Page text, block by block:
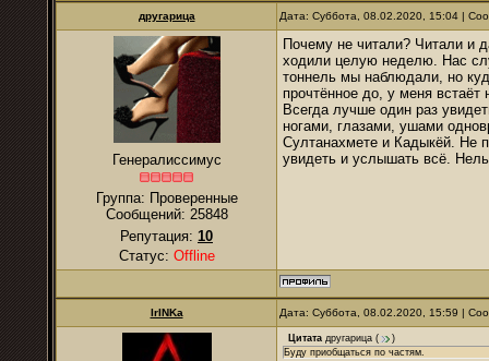
другарица Дата: Суббота, 08.02.2020, 15:04 |
Генералиссимус
Группа: Проверенные
Сообщений: 25848
Репутация: 10
Статус: Offline
Почему не читали? Читали и
ходили целую неделю. Нас
тоннель мы наблюдали, но
прочтённое до, у меня
Всегда лучше один раз
ногами, глазами, ушами
Султанахмете и Кадыкёй. Не
увидеть и услышать всё.
IrINKa Дата: Суббота, 08.02.2020, 15:59 |
Цитата другарица (
)
Буду приобщаться по частям.